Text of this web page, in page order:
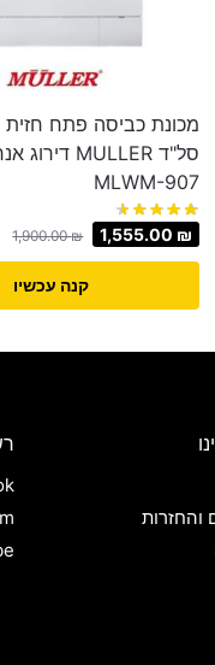
MLWM-907
1,900.00₪ 1,555.00 ₪
קנה עכשיו
והחזרות